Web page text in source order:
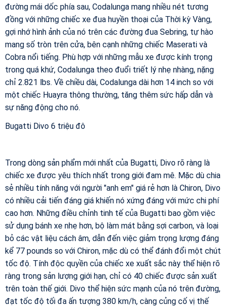
đường mái dốc phía sau, Codalunga mang nhiều nét tương
đồng với những chiếc xe đua huyền thoại của Thời kỳ Vàng,
gợi nhớ hình ảnh của nó trên các đường đua Sebring, tự hào
mang số tròn trên cửa, bên cạnh những chiếc Maserati và
Cobra nổi tiếng. Phù hợp với những mẫu xe được kính trọng
trong quá khứ, Codalunga theo đuổi triết lý nhẹ nhàng, nặng
chỉ 2.821 lbs. Về chiều dài, Codalunga dài hơn 14 inch so với
một chiếc Huayra thông thường, tăng thêm sức hấp dẫn và
sự năng động cho nó.
Bugatti Divo 6 triệu đô
Trong dòng sản phẩm mới nhất của Bugatti, Divo rõ ràng là
chiếc xe được yêu thích nhất trong giới đam mê. Mặc dù chia
sẻ nhiều tính năng với người "anh em" giá rẻ hơn là Chiron, Divo
có nhiều cải tiến đáng giá khiến nó xứng đáng với mức chi phí
cao hơn. Những điều chỉnh tinh tế của Bugatti bao gồm việc
sử dụng bánh xe nhẹ hơn, bộ làm mát bằng sợi carbon, và loại
bỏ các vật liệu cách âm, dẫn đến việc giảm trọng lượng đáng
kể 77 pounds so với Chiron, mặc dù có thể đánh đổi một chút
tốc độ. Tính độc quyền của chiếc xe xuất sắc này thể hiện rõ
ràng trong sản lượng giới hạn, chỉ có 40 chiếc được sản xuất
trên toàn thế giới. Divo thể hiện sức mạnh của nó trên đường,
đạt tốc độ tối đa ấn tượng 380 km/h, càng củng cố vị thế